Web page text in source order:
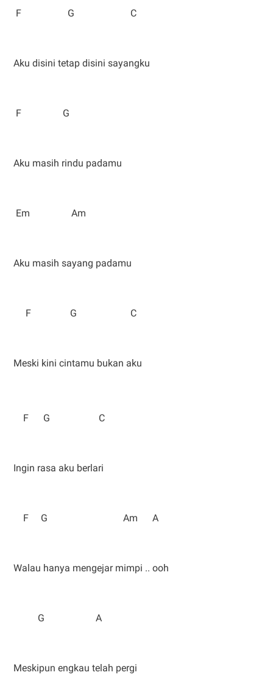
F G C
Aku disini tetap disini sayangku
F G
Aku masih rindu padamu
Em Am
Aku masih sayang padamu
F G C
Meski kini cintamu bukan aku
F G C
Ingin rasa aku berlari
F G Am A
Walau hanya mengejar mimpi .. ooh
G A
Meskipun engkau telah pergi